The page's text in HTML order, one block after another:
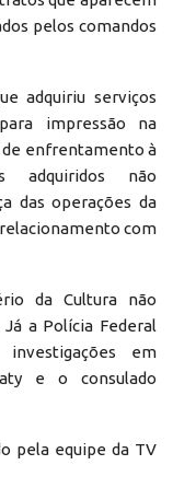
pelos comandos
adquiriu serviços
impressão na
de enfrentamento à
adquiridos não
das operações da
com
da Cultura não
a Polícia Federal
em
e o consulado
pela equipe da TV